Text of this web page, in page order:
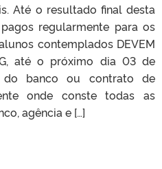
Até o resultado final desta
regularmente para os
contemplados DEVEM
até o próximo dia 03 de
banco ou contrato de
onde conste todas as
agência e […]